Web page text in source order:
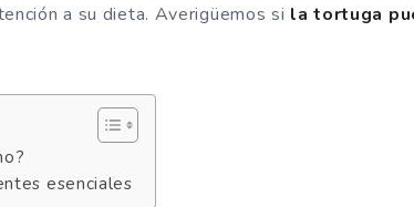
a su dieta. Averigüemos si la tortuga
esenciales